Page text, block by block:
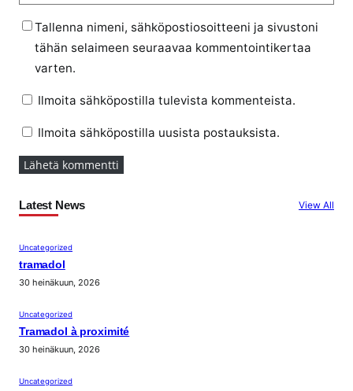
Tallenna nimeni, sähköpostiosoitteeni ja sivustoni
tähän selaimeen seuraavaa kommentointikertaa
varten.
Ilmoita sähköpostilla tulevista kommenteista.
Ilmoita sähköpostilla uusista postauksista.
Latest News View All
Uncategorized
tramadol
30 heinäkuun, 2026
Uncategorized
Tramadol à proximité
30 heinäkuun, 2026
Uncategorized